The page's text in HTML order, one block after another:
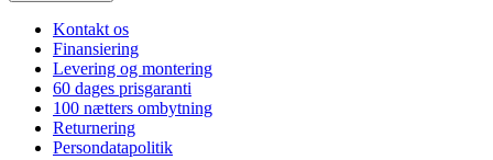
Kontakt os
Finansiering
Levering og montering
60 dages prisgaranti
100 nætters ombytning
Returnering
Persondatapolitik